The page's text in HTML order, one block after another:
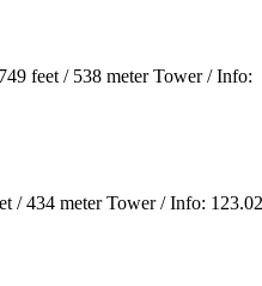
feet / 538 meter Tower / Info:
/ 434 meter Tower / Info: